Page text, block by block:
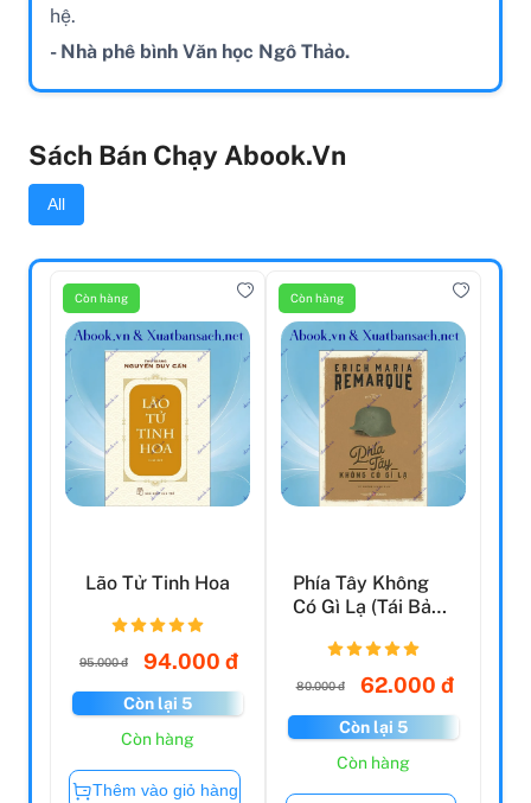
hệ.
- Nhà phê bình Văn học Ngô Thảo.
Sách Bán Chạy Abook.vn
All
Còn hàng
Lão Tử Tinh Hoa
95.000 đ 94.000 đ
Còn lại 5
Còn hàng
Thêm vào giỏ hàng
Còn hàng
Phía Tây Không
Có Gì Lạ (Tái Bản
80.000 đ 62.000 đ
Còn lại 5
Còn hàng